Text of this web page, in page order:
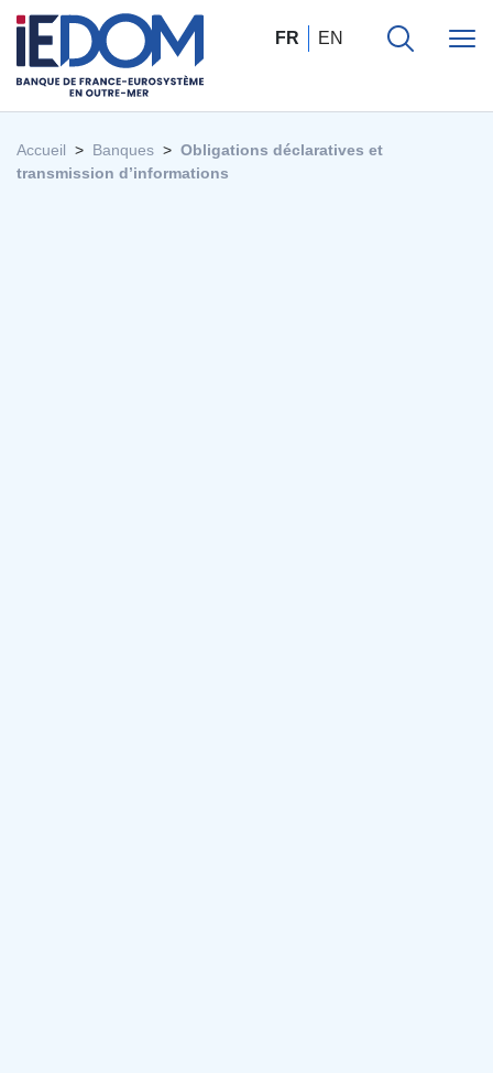
FR EN
Accueil Banques
Obligations déclaratives et
transmission d’informations